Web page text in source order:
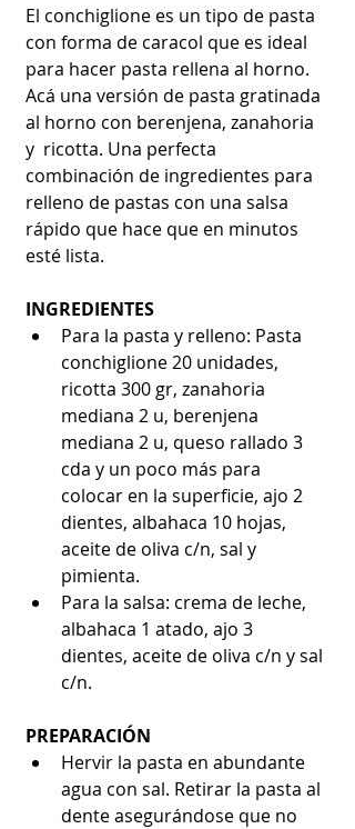
El conchiglione es un tipo de pasta
con forma de caracol que es ideal
para hacer pasta rellena al horno.
Acá una versión de pasta gratinada
al horno con berenjena, zanahoria
y  ricotta. Una perfecta
combinación de ingredientes para
relleno de pastas con una salsa
rápido que hace que en minutos
esté lista.
INGREDIENTES
Para la pasta y relleno: Pasta
conchiglione 20 unidades,
ricotta 300 gr, zanahoria
mediana 2 u, berenjena
mediana 2 u, queso rallado 3
cda y un poco más para
colocar en la superficie, ajo 2
dientes, albahaca 10 hojas,
aceite de oliva c/n, sal y
pimienta.
Para la salsa: crema de leche,
albahaca 1 atado, ajo 3
dientes, aceite de oliva c/n y sal
c/n.
PREPARACIÓN
Hervir la pasta en abundante
agua con sal. Retirar la pasta al
dente asegurándose que no